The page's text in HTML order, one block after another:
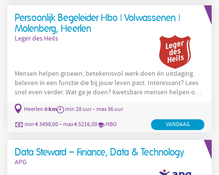
Persoonlijk Begeleider Hbo | Volwassenen |
Molenberg, Heerlen
Leger des Heils
Mensen helpen groeien, betekenisvol werk doen én uitdaging
beleven in een functie die bij jouw leven past. Interessant? Lees
snel even verder. Wat ga je doen? kwetsbare mensen helpen om
stap voor stap hun eigen berg te beklimmen, zodat zij weer
uitzicht krijgen en de regie over hun leven in handen nemen. Jij
staat deze mensen bij, op de welbekende plek in Zuid-Limburg:
Molenberg. Onze beschermde woonvoorziening ligt daar
Heerlen 0 km min 28 uur – max 36 uur
min € 3498,00 – max € 5216,00 HBO VANDAAG
Data Steward – Finance, Data & Technology
APG